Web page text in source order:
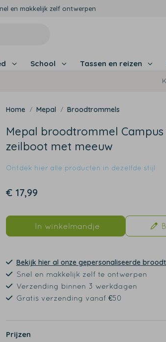
en makkelijk zelf ontwerpen
School Tassen en reizen
Mepal Broodtrommels
Mepal broodtrommel
zeilboot met meeuw
Ontdek hier alle producten in dezelfde stijl
€ 17,99
In winkelmandje
Bekijk hier al onze gepersonaliseerde
Snel en makkelijk zelf te ontwerpen
Verzending binnen 3 werkdagen
Gratis verzending vanaf €50
Prijzen